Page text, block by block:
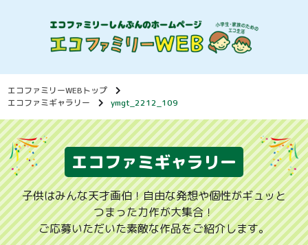
エコファミリーWEBトップ
エコファミギャラリー
ymgt_2212_109
エコファミギャラリー
子供はみんな天才画伯！自由な発想や個性がギュッと
つまった力作が大集合！
ご応募いただいた素敵な作品をご紹介します。